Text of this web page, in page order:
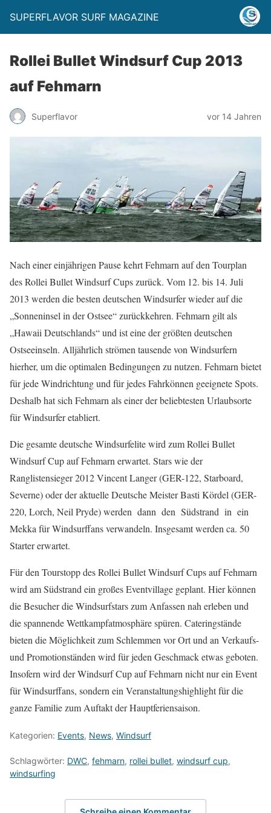
SUPERFLAVOR SURF MAGAZINE
Rollei Bullet Windsurf Cup 2013
auf Fehmarn
Superflavor vor 14 Jahren
Nach einer einjährigen Pause kehrt Fehmarn auf den Tourplan
des Rollei Bullet Windsurf Cups zurück. Vom 12. bis 14. Juli
2013 werden die besten deutschen Windsurfer wieder auf die
„Sonneninsel in der Ostsee“ zurückkehren. Fehmarn gilt als
„Hawaii Deutschlands“ und ist eine der größten deutschen
Ostseeinseln. Alljährlich strömen tausende von Windsurfern
hierher, um die optimalen Bedingungen zu nutzen. Fehmarn bietet
für jede Windrichtung und für jedes Fahrkönnen geeignete Spots.
Deshalb hat sich Fehmarn als einer der beliebtesten Urlaubsorte
für Windsurfer etabliert.
Die gesamte deutsche Windsurfelite wird zum Rollei Bullet
Windsurf Cup auf Fehmarn erwartet. Stars wie der
Ranglistensieger 2012 Vincent Langer (GER-122, Starboard,
Severne) oder der aktuelle Deutsche Meister Basti Kördel (GER-
220, Lorch, Neil Pryde) werden dann den Südstrand in ein
Mekka für Windsurffans verwandeln. Insgesamt werden ca. 50
Starter erwartet.
Für den Tourstopp des Rollei Bullet Windsurf Cups auf Fehmarn
wird am Südstrand ein großes Eventvillage geplant. Hier können
die Besucher die Windsurfstars zum Anfassen nah erleben und
die spannende Wettkampfatmosphäre spüren. Cateringstände
bieten die Möglichkeit zum Schlemmen vor Ort und an Verkaufs-
und Promotionständen wird für jeden Geschmack etwas geboten.
Insofern wird der Windsurf Cup auf Fehmarn nicht nur ein Event
für Windsurffans, sondern ein Veranstaltungshighlight für die
ganze Familie zum Auftakt der Hauptferiensaison.
Kategorien: Events, News, Windsurf
Schlagwörter: DWC, fehmarn, rollei bullet, windsurf cup,
windsurfing